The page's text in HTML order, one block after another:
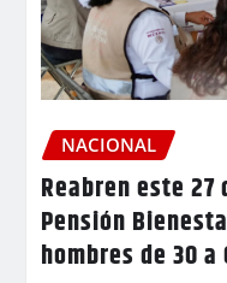
NACIONAL
Reabren este
Pensión
hombres de 30 a